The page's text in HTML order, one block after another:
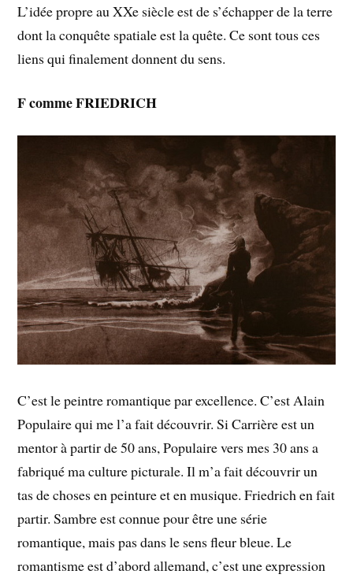
L’idée propre au XXe siècle est de s’échapper de la terre
dont la conquête spatiale est la quête. Ce sont tous ces
liens qui finalement donnent du sens.
F comme FRIEDRICH
C’est le peintre romantique par excellence. C’est Alain
Populaire qui me l’a fait découvrir. Si Carrière est un
mentor à partir de 50 ans, Populaire vers mes 30 ans a
fabriqué ma culture picturale. Il m’a fait découvrir un
tas de choses en peinture et en musique. Friedrich en fait
partir. Sambre est connue pour être une série
romantique, mais pas dans le sens fleur bleue. Le
romantisme est d’abord allemand, c’est une expression